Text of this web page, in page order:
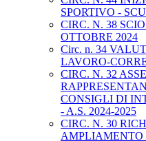
SPORTIVO -
CIRC. N. 38
OTTOBRE 2024
Circ. n. 34
LAVORO-
CIRC. N. 32
CONSIGLI DI
- A.S. 2024-2025
CIRC. N. 30
AMPLIAMENTO